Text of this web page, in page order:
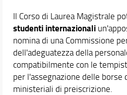
Il Corso di Laurea Magistrale
studenti internazionali
nomina di una Commissione
dell'adeguatezza della
compatibilmente con le
per l'assegnazione delle borse
ministeriali di preiscrizione.